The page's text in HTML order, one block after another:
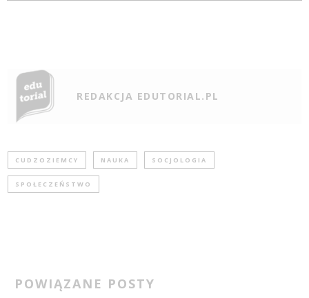
REDAKCJA EDUTORIAL.PL
CUDZOZIEMCY NAUKA SOCJOLOGIA
SPOŁECZEŃSTWO
POWIĄZANE POSTY